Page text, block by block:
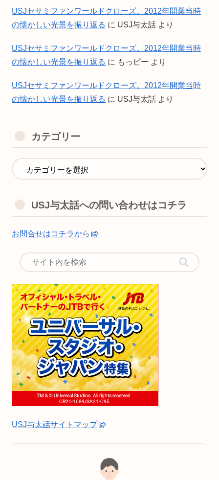
USJセサミファンワールドクローズ。2012年開業当時
の懐かしい光景を振り返る に USJ与太話 より
USJセサミファンワールドクローズ。2012年開業当時
の懐かしい光景を振り返る に もっピー より
USJセサミファンワールドクローズ。2012年開業当時
の懐かしい光景を振り返る に USJ与太話 より
カテゴリー
USJ与太話への問い合わせはコチラ
お問合せはコチラから
USJ与太話サイトマップ